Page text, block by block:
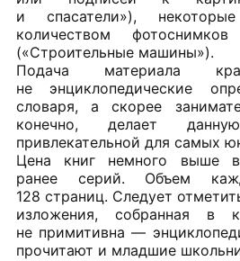
и спасатели»),
количеством
(«Строительные машины»).
Подача материала
не энциклопедические
словаря, а скорее
конечно, делает
привлекательной для самых
Цена книг немного выше
ранее серий. Объем
128 страниц. Следует
изложения, собранная в
не примитивна —
прочитают и младшие